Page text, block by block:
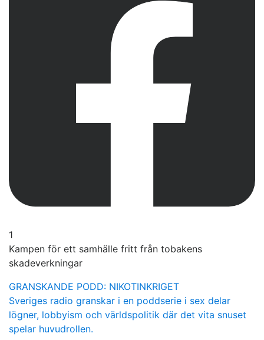
1
Kampen för ett samhälle fritt från tobakens
skadeverkningar
GRANSKANDE PODD: NIKOTINKRIGET
Sveriges radio granskar i en poddserie i sex delar
lögner, lobbyism och världspolitik där det vita snuset
spelar huvudrollen.